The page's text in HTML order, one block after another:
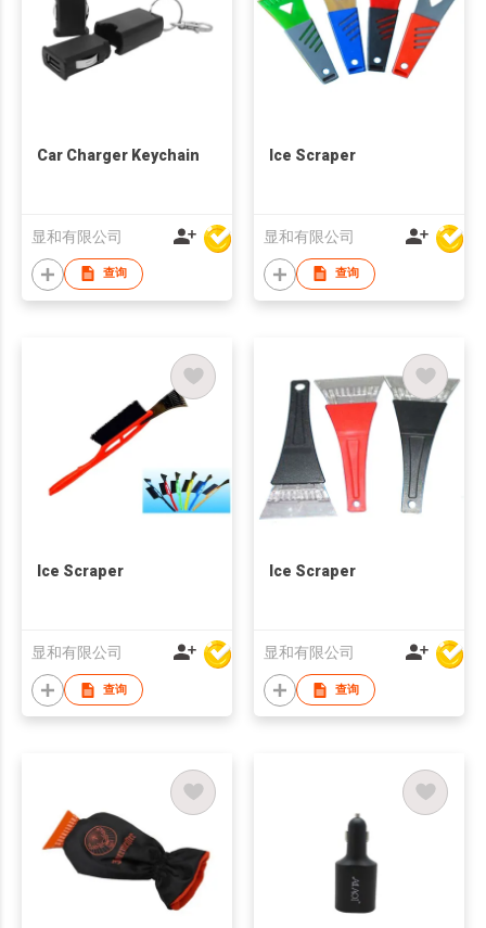
Car Charger Keychain
显和有限公司
查询
Ice Scraper
显和有限公司
查询
Ice Scraper
显和有限公司
查询
Ice Scraper
显和有限公司
查询